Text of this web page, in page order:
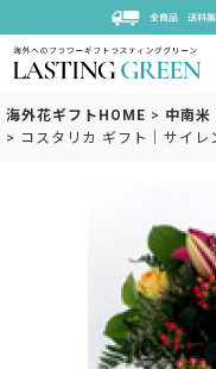
海外花ギフトHOME > 中南米
> コスタリカ ギフト｜サイレ